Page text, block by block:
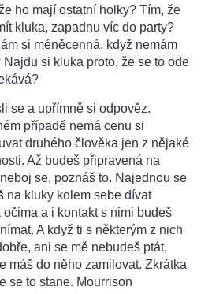
ho mají ostatní holky? Tím, že
kluka, zapadnu víc do party?
si méněcenná, když nemám
Najdu si kluka proto, že se to ode
se a upřímně si odpověz.
případě nemá cenu si
druhého člověka jen z nějaké
Až budeš připravená na
se, poznáš to. Najednou se
na kluky kolem sebe dívat
očima a i kontakt s nimi budeš
A když ti s některým z nich
ani se mě nebudeš ptát,
máš do něho zamilovat. Zkrátka
se to stane. Mourrison